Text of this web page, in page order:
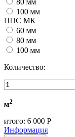
80 мм
100 мм
ППС МК
60 мм
80 мм
100 мм
Количество:
м2
итого: 6 000 Р
Информация